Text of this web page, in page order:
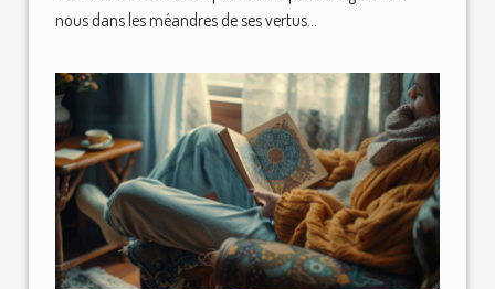
nous dans les méandres de ses vertus...